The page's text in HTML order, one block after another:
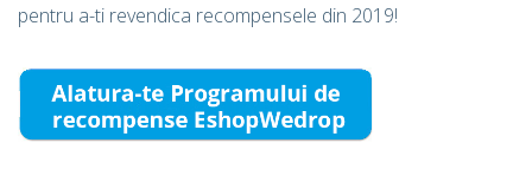
pentru a-ti revendica recompensele din 2019!